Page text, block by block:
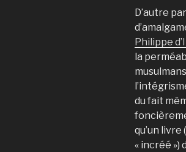
D’autre
Philippe
la
du fait
qu’un
« incréé »)